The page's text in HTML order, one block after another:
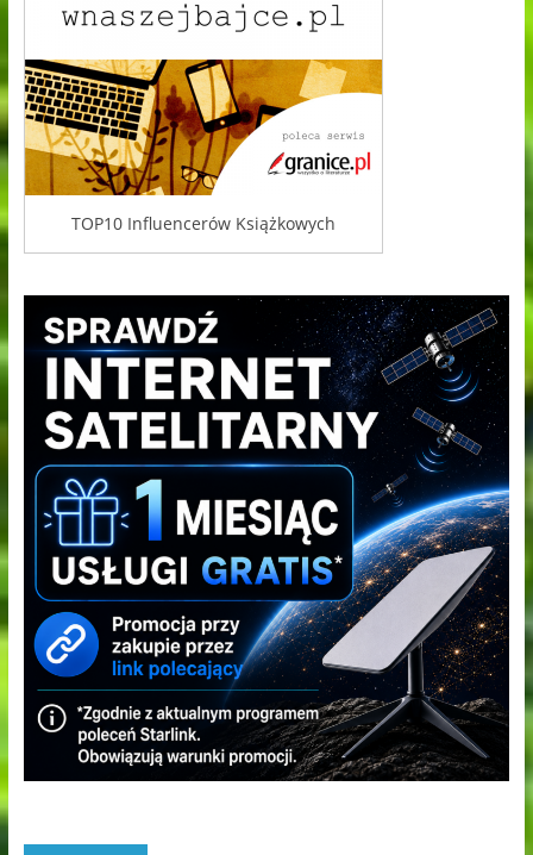
TOP10 Influencerów Książkowych